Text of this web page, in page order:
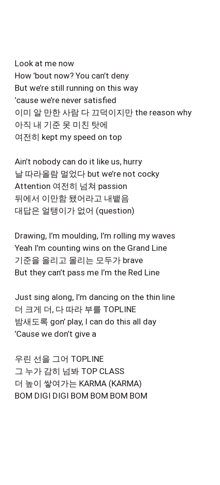
Look at me now
How ’bout now? You can’t deny
But we’re still running on this way
’cause we’re never satisfied
이미 알 만한 사람 다 끄덕이지만 the reason why
아직 내 기준 못 미친 탓에
여전히 kept my speed on top
Ain’t nobody can do it like us, hurry
날 따라올람 멀었다 but we’re not cocky
Attention 여전히 넘쳐 passion
뒤에서 이만함 됐어라고 내뱉음
대답은 얼탱이가 없어 (question)
Drawing, I’m moulding, I’m rolling my waves
Yeah I’m counting wins on the Grand Line
기준을 올리고 몰리는 모두가 brave
But they can’t pass me I’m the Red Line
Just sing along, I’m dancing on the thin line
더 크게 더, 다 따라 부를 TOPLINE
밤새도록 gon’ play, I can do this all day
’Cause we don’t give a
우린 선을 그어 TOPLINE
그 누가 감히 넘봐 TOP CLASS
더 높이 쌓여가는 KARMA (KARMA)
BOM DIGI DIGI BOM BOM BOM BOM